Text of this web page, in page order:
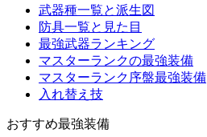
武器種一覧と派生図
防具一覧と見た目
最強武器ランキング
マスターランクの最強装備
マスターランク序盤最強装備
入れ替え技
おすすめ最強装備